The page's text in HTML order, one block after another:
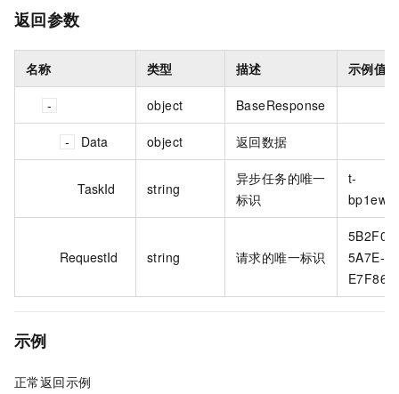
返回参数
名称 类型 描述 示例值
object BaseResponse
Data object 返回数据
TaskId string
异步任务的唯一
标识
t-
RequestId string 请求的唯一标识
5A7E-
示例
正常返回示例